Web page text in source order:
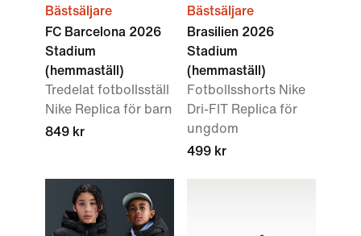
Bästsäljare
FC Barcelona 2026
Stadium
(hemmaställ)
Tredelat fotbollsställ
Nike Replica för barn
849 kr
Bästsäljare
Brasilien 2026
Stadium
(hemmaställ)
Fotbollsshorts Nike
Dri-FIT Replica för
ungdom
499 kr